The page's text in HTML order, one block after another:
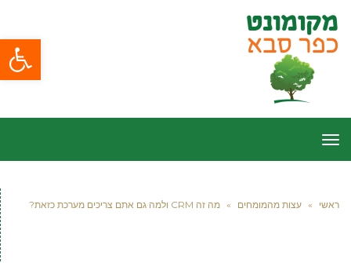
פתח
תפריט
ראשי » עצות מהמומחים » מה זה CRM ולמה גם אתם צריכים מערכת כזאת?